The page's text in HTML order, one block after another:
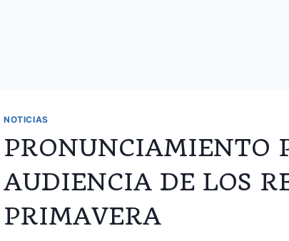
NOTICIAS
PRONUNCIAMIENTO
AUDIENCIA DE LOS
PRIMAVERA